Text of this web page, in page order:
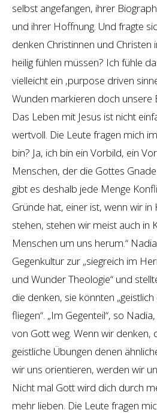
selbst angefangen, ihrer
und ihrer Hoffnung. Und fragte
denken Christinnen und
heilig fühlen müssen? Ich fühle
vielleicht ein ‚purpose driven
Wunden markieren doch unsere
Das Leben mit Jesus ist nicht
wertvoll. Die Leute fragen mich
bin? Ja, ich bin ein Vorbild, ein
Menschen, der die Gottes
gibt es deshalb jede Menge
Gründe hat, einer ist, wenn wir
stehen, stehen wir meist auch in
Menschen um uns herum.“
Gegenkultur zur „siegreich im
und Wunder Theologie“ und
die denken, sie könnten
fliegen“. „Im Gegenteil“, so
von Gott weg. Wenn wir denken,
geistliche Übungen denen
wir uns orientieren, werden wir
Nicht mal Gott wird dich durch
mehr lieben. Die Leute fragen